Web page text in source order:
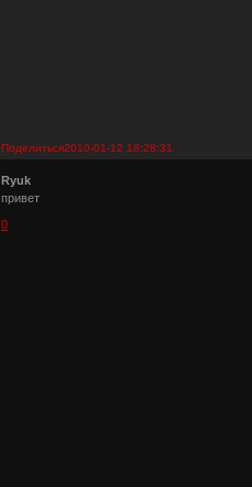
Поделиться2010-01-12 18:28:31
Ryuk
привет
0